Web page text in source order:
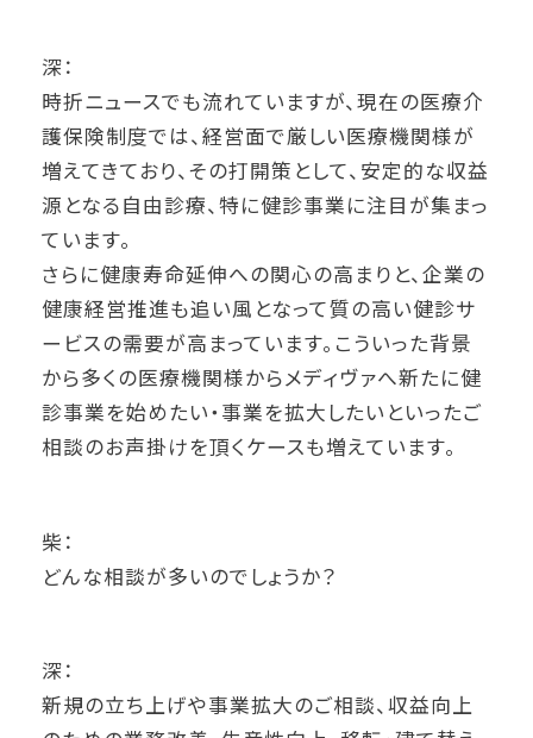
深：
時折ニュースでも流れていますが、現在の医療介
護保険制度では、経営面で厳しい医療機関様が
増えてきており、その打開策として、安定的な収益
源となる自由診療、特に健診事業に注目が集まっ
ています。
さらに健康寿命延伸への関心の高まりと、企業の
健康経営推進も追い風となって質の高い健診サ
ービスの需要が高まっています。こういった背景
から多くの医療機関様からメディヴァへ新たに健
診事業を始めたい・事業を拡大したいといったご
相談のお声掛けを頂くケースも増えています。
柴：
どんな相談が多いのでしょうか？
深：
新規の立ち上げや事業拡大のご相談、収益向上